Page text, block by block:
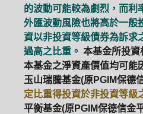
的波動可能較為劇烈，而利
外匯波動風險也將高於一般
資以非投資等級債券為訴求
過高之比重。 本基金所投資
本基金之淨資產價值均可能
玉山瑞騰基金(原PGIM保德
定比重得投資於非投資等級
平衡基金(原PGIM保德信金